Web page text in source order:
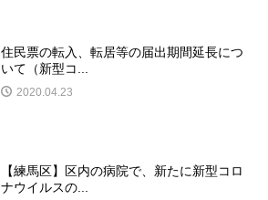
住民票の転入、転居等の届出期間延長につ
いて（新型コ...
2020.04.23
【練馬区】区内の病院で、新たに新型コロ
ナウイルスの...